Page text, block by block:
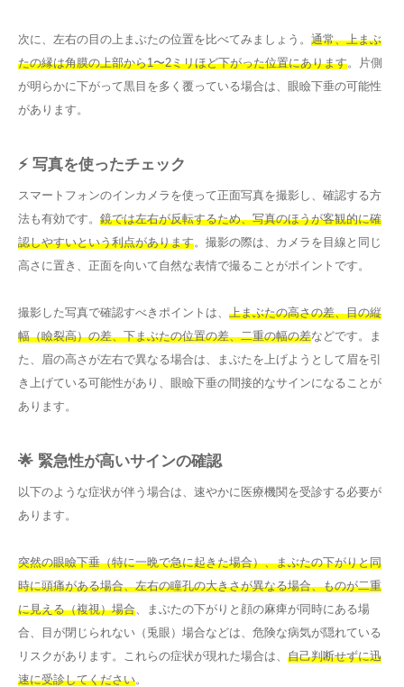
次に、左右の目の上まぶたの位置を比べてみましょう。 通常、上まぶ
たの縁は角膜の上部から1〜2ミリほど下がった位置にあります。片側
が明らかに下がって黒目を多く覆っている場合は、眼瞼下垂の可能性
があります。
⚡ 写真を使ったチェック
スマートフォンのインカメラを使って正面写真を撮影し、確認する方
法も有効です。 鏡では左右が反転するため、写真のほうが客観的に確
認しやすいという利点があります。撮影の際は、カメラを目線と同じ
高さに置き、正面を向いて自然な表情で撮ることがポイントです。
撮影した写真で確認すべきポイントは、 上まぶたの高さの差、目の縦
幅（瞼裂高）の差、下まぶたの位置の差、二重の幅の差などです。ま
た、眉の高さが左右で異なる場合は、まぶたを上げようとして眉を引
き上げている可能性があり、眼瞼下垂の間接的なサインになることが
あります。
🌟 緊急性が高いサインの確認
以下のような症状が伴う場合は、速やかに医療機関を受診する必要が
あります。
突然の眼瞼下垂（特に一晩で急に起きた場合）、まぶたの下がりと同
時に頭痛がある場合、左右の瞳孔の大きさが異なる場合、ものが二重
に見える（複視）場合 、まぶたの下がりと顔の麻痺が同時にある場
合、目が閉じられない（兎眼）場合などは、危険な病気が隠れている
リスクがあります。これらの症状が現れた場合は、 自己判断せずに迅
速に受診してください。